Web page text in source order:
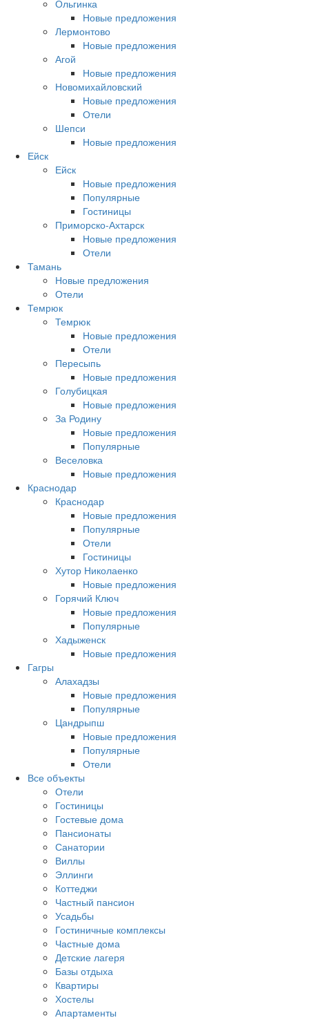
Ольгинка
Новые предложения
Лермонтово
Новые предложения
Агой
Новые предложения
Новомихайловский
Новые предложения
Отели
Шепси
Новые предложения
Ейск
Ейск
Новые предложения
Популярные
Гостиницы
Приморско-Ахтарск
Новые предложения
Отели
Тамань
Новые предложения
Отели
Темрюк
Темрюк
Новые предложения
Отели
Пересыпь
Новые предложения
Голубицкая
Новые предложения
За Родину
Новые предложения
Популярные
Веселовка
Новые предложения
Краснодар
Краснодар
Новые предложения
Популярные
Отели
Гостиницы
Хутор Николаенко
Новые предложения
Горячий Ключ
Новые предложения
Популярные
Хадыженск
Новые предложения
Гагры
Алахадзы
Новые предложения
Популярные
Цандрыпш
Новые предложения
Популярные
Отели
Все объекты
Отели
Гостиницы
Гостевые дома
Пансионаты
Санатории
Виллы
Эллинги
Коттеджи
Частный пансион
Усадьбы
Гостиничные комплексы
Частные дома
Детские лагеря
Базы отдыха
Квартиры
Хостелы
Апартаменты